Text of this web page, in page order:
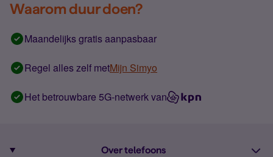
Waarom duur doen?
Maandelijks gratis aanpasbaar
Regel alles zelf metMijn Simyo
Het betrouwbare 5G-netwerk van
Over telefoons